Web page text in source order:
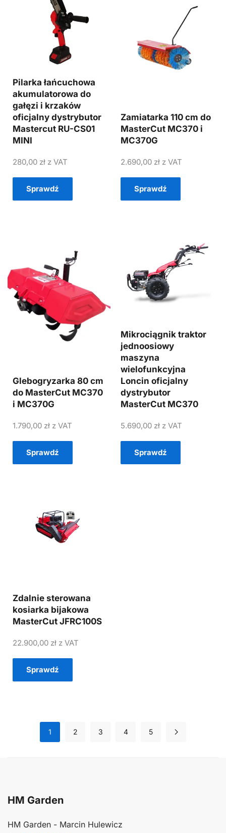
Pilarka łańcuchowa
akumulatorowa do
gałęzi i krzaków
oficjalny dystrybutor
Mastercut RU-CS01
MINI
280,00 zł z VAT
Sprawdź
Zamiatarka 110 cm do
MasterCut MC370 i
MC370G
2.690,00 zł z VAT
Sprawdź
Glebogryzarka 80 cm
do MasterCut MC370
i MC370G
1.790,00 zł z VAT
Sprawdź
Mikrociągnik traktor
jednoosiowy
maszyna
wielofunkcyjna
Loncin oficjalny
dystrybutor
MasterCut MC370
5.690,00 zł z VAT
Sprawdź
Zdalnie sterowana
kosiarka bijakowa
MasterCut JFRC100S
22.900,00 zł z VAT
Sprawdź
1 2 3 4 5
HM Garden
HM Garden - Marcin Hulewicz